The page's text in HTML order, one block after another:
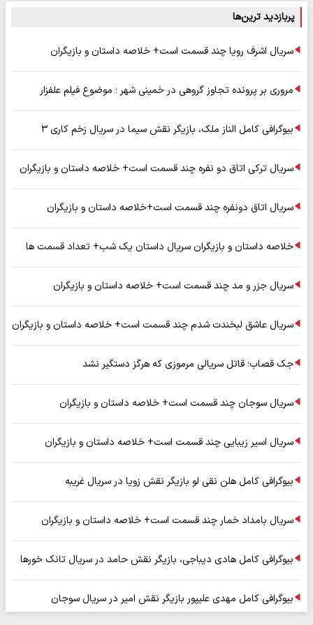
پربازدید ترین‌ها
سریال اشرف رویا چند قسمت است+ خلاصه داستان و بازیگران
مروری بر پرونده تجاوز گروهی در خمینی شهر ؛ موضوع فیلم علفزار
بیوگرافی کامل الناز ملک، بازیگر نقش سیما در سریال زخم کاری ۳
سریال ترکی اتاق دو نفره چند قسمت است+ خلاصه داستان و بازیگران
سریال اتاق دونفره چند قسمت است+خلاصه داستان و بازیگران
خلاصه داستان و بازیگران سریال داستان یک شب+ تعداد قسمت ها
سریال جزر و مد چند قسمت است+ خلاصه داستان و بازیگران
سریال عاشق لبخندت شدم چند قسمت است+ خلاصه داستان و بازیگران
جک قصاب؛ قاتل سریالی مرموزی که هرگز دستگیر نشد
سریال سوجان چند قسمت است+ خلاصه داستان و بازیگران
سریال اسیر زیبایی چند قسمت است+ خلاصه داستان و بازیگران
بیوگرافی کامل هلن نقی لو بازیگر نقش زویا در سریال غریبه
سریال بامداد خمار چند قسمت است+ خلاصه داستان و بازیگران
بیوگرافی کامل هادی دیباجی، بازیگر نقش حامد در سریال تانک خورها
بیوگرافی کامل مهدی علیپور بازیگر نقش امیر در سریال سوجان